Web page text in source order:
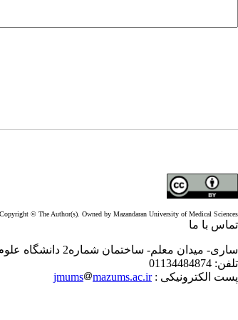
© The Author(s). Owned by Mazandaran University of Medical Sciences.
تماس با ما
ساری- میدان معلم- ساختمان شماره2 دانشگاه علوم پزشکی و خدمات بهداشتی درمانی مازندران- طبقه سوم- معاونت تحقیقات و فناوری- دفترمجله
تلفن: 01134484874
پست الکترونیکی :
jmums mazums.ac.ir